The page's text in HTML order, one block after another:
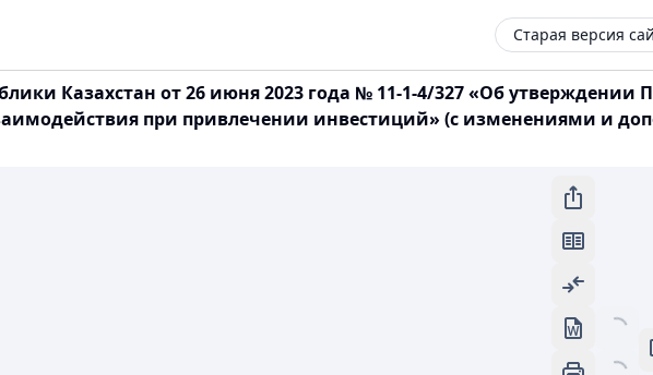
Старая версия
Казахстан от 26 июня 2023 года № 11-1-4/327 «Об утверждении
при привлечении инвестиций» (с изменениями и